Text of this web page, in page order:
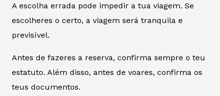
A escolha errada pode impedir a tua viagem. Se
escolheres o certo, a viagem será tranquila e
previsível.
Antes de fazeres a reserva, confirma sempre o teu
estatuto. Além disso, antes de voares, confirma os
teus documentos.